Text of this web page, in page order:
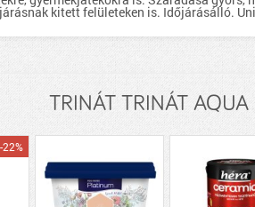
kitett felületeken is. Időjárásálló.
TRINÁT TRINÁT
-22%